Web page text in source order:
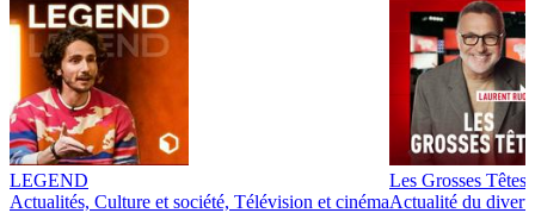
LEGEND
Actualités, Culture et société, Télévision et cinéma
Les Grosses Têtes
Actualité du